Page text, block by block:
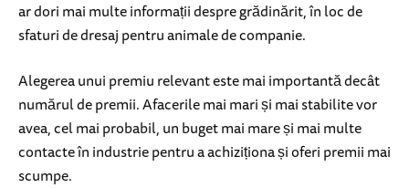
ar dori mai multe informații despre grădinărit, în loc de
sfaturi de dresaj pentru animale de companie.
Alegerea unui premiu relevant este mai importantă decât
numărul de premii. Afacerile mai mari și mai stabilite vor
avea, cel mai probabil, un buget mai mare și mai multe
contacte în industrie pentru a achiziționa și oferi premii mai
scumpe.